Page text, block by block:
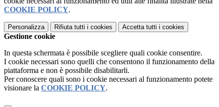
COOKIE POLICY.
Personalizza Rifiuta tutti i cookies Accetta tutti i cookies
Gestione cookie
In questa schermata è possibile scegliere quali cookie consentire.
I cookie necessari sono quelli che consentono il funzionamento della
piattaforma e non è possibile disabilitarli.
Per conoscere quali sono i cookie necessari al funzionamento potete
visionare la COOKIE POLICY.